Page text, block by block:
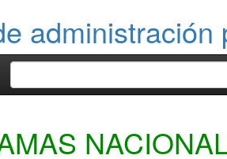
administración